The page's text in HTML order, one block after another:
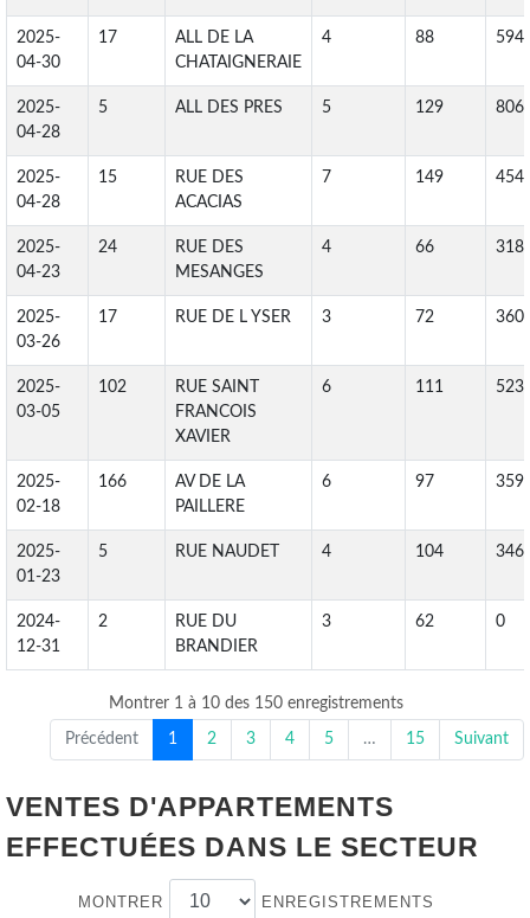
2025-
04-30
17
ALL DE LA
CHATAIGNERAIE
4 88 594
2025-
04-28
5 ALL DES PRES 5 129 806
2025-
04-28
15
RUE DES
ACACIAS
7 149 454
2025-
04-23
24
RUE DES
MESANGES
4 66 318
2025-
03-26
17 RUE DE L YSER 3 72 360
2025-
03-05
102
RUE SAINT
FRANCOIS
XAVIER
6 111 523
2025-
02-18
166
AV DE LA
PAILLERE
6 97 359
2025-
01-23
5 RUE NAUDET 4 104 346
2024-
12-31
2
RUE DU
BRANDIER
3 62 0
Montrer 1 à 10 des 150 enregistrements
Précédent 1 2 3 4 5 … 15 Suivant
VENTES D'APPARTEMENTS
EFFECTUÉES DANS LE SECTEUR
MONTRER ENREGISTREMENTS